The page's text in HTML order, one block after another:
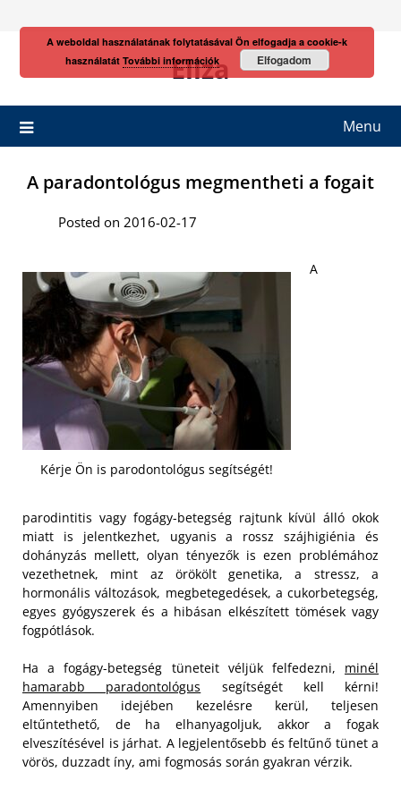
Eliza
Menu
A paradontológus megmentheti a fogait
Posted on 2016-02-17
Kérje Ön is parodontológus segítségét!
A
parodintitis vagy fogágy-betegség rajtunk kívül álló okok
miatt is jelentkezhet, ugyanis a rossz szájhigiénia és
dohányzás mellett, olyan tényezők is ezen problémához
vezethetnek, mint az örökölt genetika, a stressz, a
hormonális változások, megbetegedések, a cukorbetegség,
egyes gyógyszerek és a hibásan elkészített tömések vagy
fogpótlások.
Ha a fogágy-betegség tüneteit véljük felfedezni, minél
hamarabb paradontológus segítségét kell kérni!
Amennyiben idejében kezelésre kerül, teljesen
eltűntethető, de ha elhanyagoljuk, akkor a fogak
elveszítésével is járhat. A legjelentősebb és feltűnő tünet a
vörös, duzzadt íny, ami fogmosás során gyakran vérzik.
A weboldal használatának folytatásával Ön elfogadja a cookie-k
használatát További információk Elfogadom